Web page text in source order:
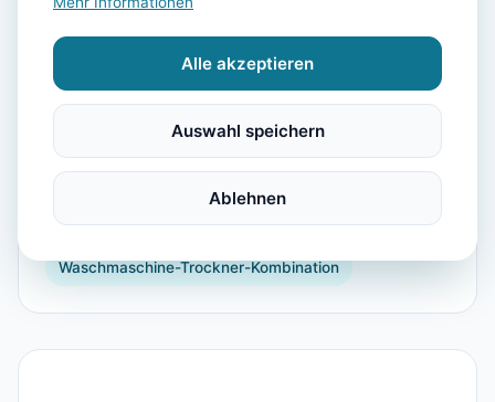
Ausstattung
WLAN
Terrasse Sauna
Kaffeemaschine Küchenutensilien Backofen
Kinderhochstuhl Föhn
Handtücher Bettwäsche
Waschmaschine-Trockner-Kombination
Alle akzeptieren
Auswahl speichern
Ablehnen